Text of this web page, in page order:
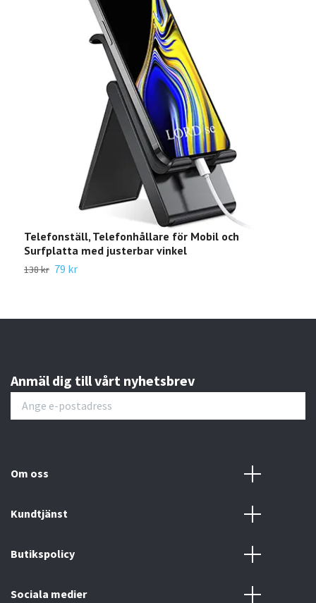
Telefonställ, Telefonhållare för Mobil och
Surfplatta med justerbar vinkel
138 kr 79 kr
Anmäl dig till vårt nyhetsbrev
Om oss
Kundtjänst
Butikspolicy
Sociala medier